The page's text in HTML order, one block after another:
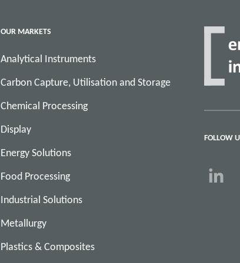
OUR MARKETS
Analytical Instruments
Carbon Capture, Utilisation and Storage
Chemical Processing
Display
Energy Solutions
Food Processing
Industrial Solutions
Metallurgy
Plastics & Composites
FOLLOW